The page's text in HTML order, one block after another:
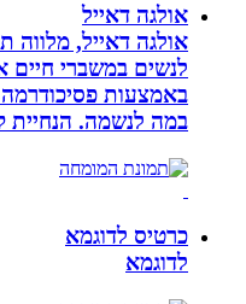
אולגה דאייל
אולגה דאייל, מלווה
לנשים במשברי חיים
באמצעות פסיכודרמה
במה לנשמה. ‏הנחיית
כרטיס לדוגמא
לדוגמא